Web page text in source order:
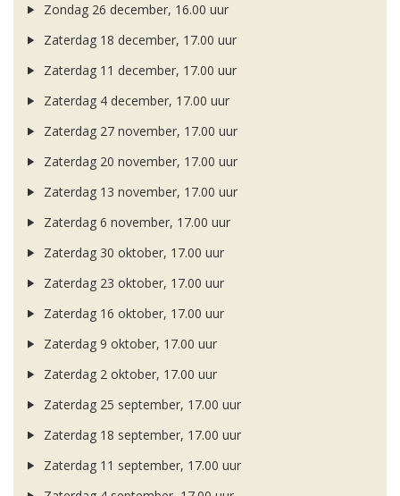
Zondag 26 december, 16.00 uur
Zaterdag 18 december, 17.00 uur
Zaterdag 11 december, 17.00 uur
Zaterdag 4 december, 17.00 uur
Zaterdag 27 november, 17.00 uur
Zaterdag 20 november, 17.00 uur
Zaterdag 13 november, 17.00 uur
Zaterdag 6 november, 17.00 uur
Zaterdag 30 oktober, 17.00 uur
Zaterdag 23 oktober, 17.00 uur
Zaterdag 16 oktober, 17.00 uur
Zaterdag 9 oktober, 17.00 uur
Zaterdag 2 oktober, 17.00 uur
Zaterdag 25 september, 17.00 uur
Zaterdag 18 september, 17.00 uur
Zaterdag 11 september, 17.00 uur